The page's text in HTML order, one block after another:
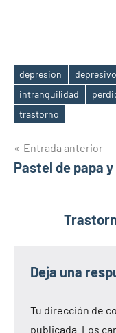
Etiquetas
depresion
intranquilidad
trastorno
Navegación
de
Entrada anterior
Pastel de papa
Deja una
Tu dirección de
publicada. Los